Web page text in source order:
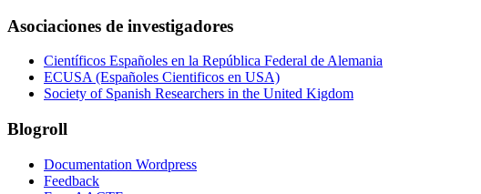
Asociaciones de investigadores
Científicos Españoles en la República Federal de Alemania
ECUSA (Españoles Cientificos en USA)
Society of Spanish Researchers in the United Kigdom
Blogroll
Documentation Wordpress
Feedback